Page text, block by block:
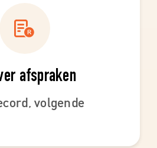
afspraken
volgende